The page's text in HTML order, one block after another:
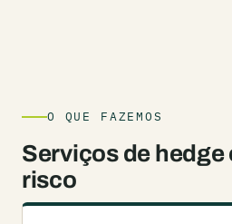
O QUE FAZEMOS
Serviços de hedge
risco